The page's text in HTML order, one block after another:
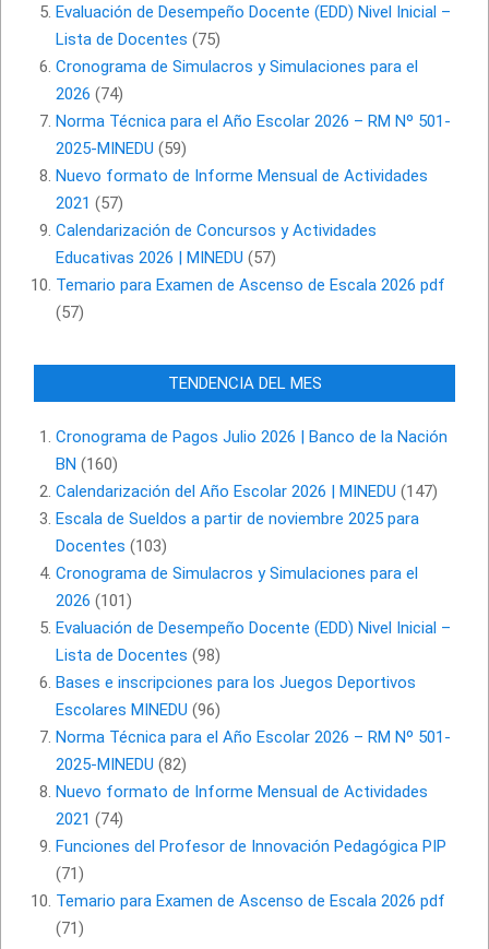
Evaluación de Desempeño Docente (EDD) Nivel Inicial –
Lista de Docentes (75)
Cronograma de Simulacros y Simulaciones para el
2026 (74)
Norma Técnica para el Año Escolar 2026 – RM Nº 501-
2025-MINEDU (59)
Nuevo formato de Informe Mensual de Actividades
2021 (57)
Calendarización de Concursos y Actividades
Educativas 2026 | MINEDU (57)
Temario para Examen de Ascenso de Escala 2026 pdf
(57)
TENDENCIA DEL MES
Cronograma de Pagos Julio 2026 | Banco de la Nación
BN (160)
Calendarización del Año Escolar 2026 | MINEDU (147)
Escala de Sueldos a partir de noviembre 2025 para
Docentes (103)
Cronograma de Simulacros y Simulaciones para el
2026 (101)
Evaluación de Desempeño Docente (EDD) Nivel Inicial –
Lista de Docentes (98)
Bases e inscripciones para los Juegos Deportivos
Escolares MINEDU (96)
Norma Técnica para el Año Escolar 2026 – RM Nº 501-
2025-MINEDU (82)
Nuevo formato de Informe Mensual de Actividades
2021 (74)
Funciones del Profesor de Innovación Pedagógica PIP
(71)
Temario para Examen de Ascenso de Escala 2026 pdf
(71)